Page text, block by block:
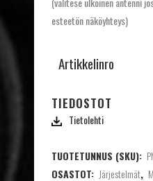
esteetön näköyhteys)
Artikkelinro
TIEDOSTOT
Tietolehti
TUOTETUNNUS (SKU):
OSASTOT: Järjestelmät,